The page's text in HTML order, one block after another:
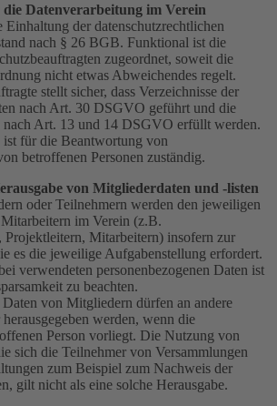
Datenverarbeitung im Verein
der datenschutzrechtlichen
nach § 26 BGB. Funktional ist die
zugeordnet, soweit die
nicht etwas Abweichendes regelt.
stellt sicher, dass Verzeichnisse der
nach Art. 30 DSGVO geführt und die
Art. 13 und 14 DSGVO erfüllt werden.
für die Beantwortung von
betroffenen Personen zuständig.
von Mitgliederdaten und -listen
oder Teilnehmern werden den jeweiligen
im Verein (z.B.
Projektleitern, Mitarbeitern) insofern zur
es die jeweilige Aufgabenstellung erfordert.
verwendeten personenbezogenen Daten ist
zu beachten.
Daten von Mitgliedern dürfen an andere
werden, wenn die
Person vorliegt. Die Nutzung von
sich die Teilnehmer von Versammlungen
zum Beispiel zum Nachweis der
gilt nicht als eine solche Herausgabe.